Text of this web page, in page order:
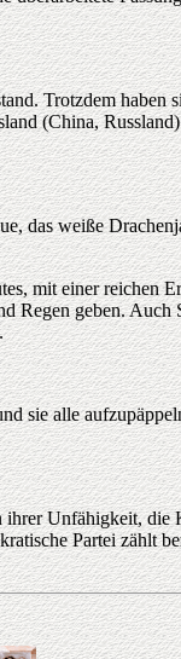
Trotzdem haben
(China,
weiße
mit einer reichen
geben.
sie alle
Unfähigkeit,
Partei zählt